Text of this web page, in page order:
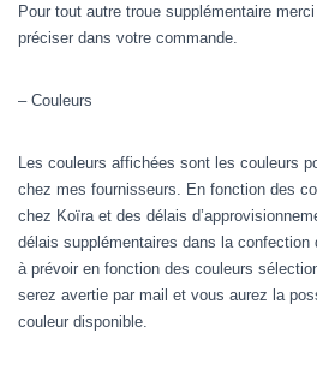
Pour tout autre troue supplémentaire
préciser dans votre commande.
– Couleurs
Les couleurs affichées sont les couleurs
chez mes fournisseurs. En fonction des
chez Koïra et des délais
délais supplémentaires dans la
à prévoir en fonction des couleurs
serez avertie par mail et vous aurez la
couleur disponible.